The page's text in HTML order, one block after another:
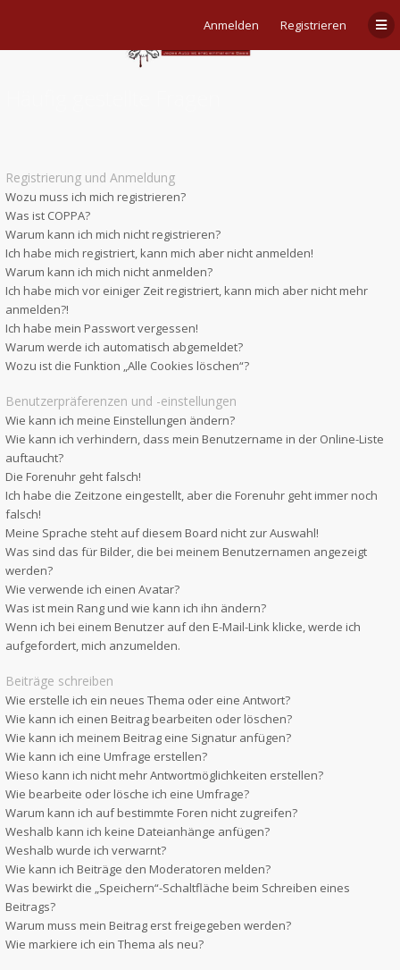
Anmelden Registrieren
Registrierung und Anmeldung
Wozu muss ich mich registrieren?
Was ist COPPA?
Warum kann ich mich nicht registrieren?
Ich habe mich registriert, kann mich aber nicht anmelden!
Warum kann ich mich nicht anmelden?
Ich habe mich vor einiger Zeit registriert, kann mich aber nicht mehr
anmelden?!
Ich habe mein Passwort vergessen!
Warum werde ich automatisch abgemeldet?
Wozu ist die Funktion „Alle Cookies löschen“?
Benutzerpräferenzen und -einstellungen
Wie kann ich meine Einstellungen ändern?
Wie kann ich verhindern, dass mein Benutzername in der Online-Liste
auftaucht?
Die Forenuhr geht falsch!
Ich habe die Zeitzone eingestellt, aber die Forenuhr geht immer noch
falsch!
Meine Sprache steht auf diesem Board nicht zur Auswahl!
Was sind das für Bilder, die bei meinem Benutzernamen angezeigt
werden?
Wie verwende ich einen Avatar?
Was ist mein Rang und wie kann ich ihn ändern?
Wenn ich bei einem Benutzer auf den E-Mail-Link klicke, werde ich
aufgefordert, mich anzumelden.
Beiträge schreiben
Wie erstelle ich ein neues Thema oder eine Antwort?
Wie kann ich einen Beitrag bearbeiten oder löschen?
Wie kann ich meinem Beitrag eine Signatur anfügen?
Wie kann ich eine Umfrage erstellen?
Wieso kann ich nicht mehr Antwortmöglichkeiten erstellen?
Wie bearbeite oder lösche ich eine Umfrage?
Warum kann ich auf bestimmte Foren nicht zugreifen?
Weshalb kann ich keine Dateianhänge anfügen?
Weshalb wurde ich verwarnt?
Wie kann ich Beiträge den Moderatoren melden?
Was bewirkt die „Speichern“-Schaltfläche beim Schreiben eines
Beitrags?
Warum muss mein Beitrag erst freigegeben werden?
Wie markiere ich ein Thema als neu?